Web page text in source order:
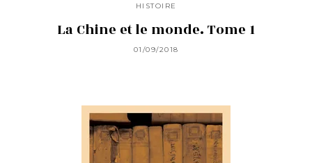
HISTOIRE
La Chine et le monde. Tome 1
01/09/2018